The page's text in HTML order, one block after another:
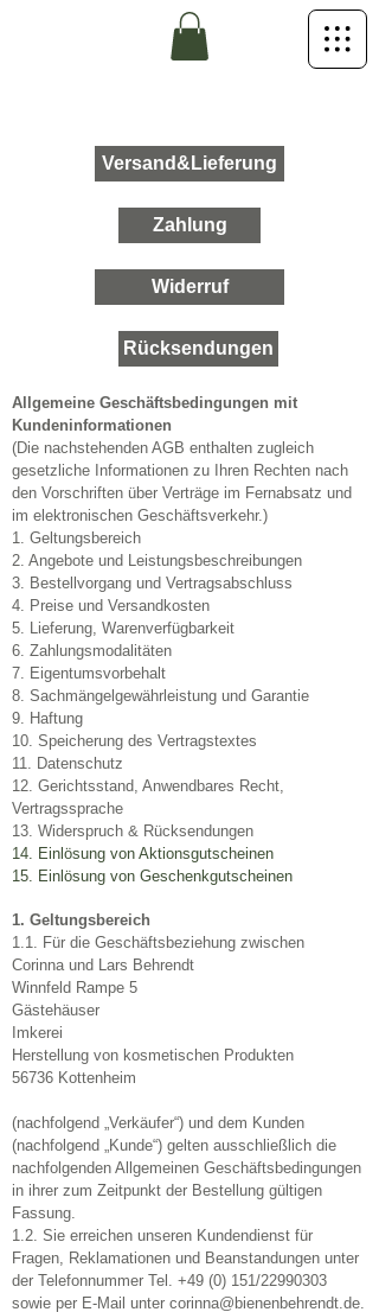
Versand&Lieferung
Zahlung
Widerruf
Rücksendungen
Allgemeine Geschäftsbedingungen mit
Kundeninformationen
(Die nachstehenden AGB enthalten zugleich
gesetzliche Informationen zu Ihren Rechten nach
den Vorschriften über Verträge im Fernabsatz und
im elektronischen Geschäftsverkehr.)
1. Geltungsbereich
2. Angebote und Leistungsbeschreibungen
3. Bestellvorgang und Vertragsabschluss
4. Preise und Versandkosten
5. Lieferung, Warenverfügbarkeit
6. Zahlungsmodalitäten
7. Eigentumsvorbehalt
8. Sachmängelgewährleistung und Garantie
9. Haftung
10. Speicherung des Vertragstextes
11. Datenschutz
12. Gerichtsstand, Anwendbares Recht,
Vertragssprache
13. Widerspruch & Rücksendungen
14. Einlösung von Aktionsgutscheinen
15. Einlösung von Geschenkgutscheinen
1. Geltungsbereich
1.1. Für die Geschäftsbeziehung zwischen
Corinna und Lars Behrendt
Winnfeld Rampe 5
Gästehäuser
Imkerei
Herstellung von kosmetischen Produkten
56736 Kottenheim
(nachfolgend „Verkäufer“) und dem Kunden
(nachfolgend „Kunde“) gelten ausschließlich die
nachfolgenden Allgemeinen Geschäftsbedingungen
in ihrer zum Zeitpunkt der Bestellung gültigen
Fassung.
1.2. Sie erreichen unseren Kundendienst für
Fragen, Reklamationen und Beanstandungen unter
der Telefonnummer Tel. +49 (0) 151/22990303
sowie per E-Mail unter corinna@bienenbehrendt.de